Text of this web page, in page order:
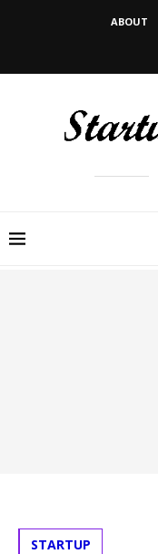
ABOUT
STARTUP